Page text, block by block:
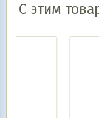
С этим